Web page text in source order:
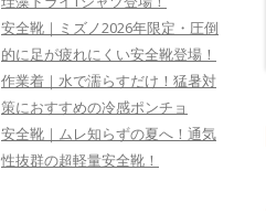
安全靴｜ミズノ2026年限定・圧倒
的に足が疲れにくい安全靴登場！
作業着｜水で濡らすだけ！猛暑対
策におすすめの冷感ポンチョ
安全靴｜ムレ知らずの夏へ！通気
性抜群の超軽量安全靴！